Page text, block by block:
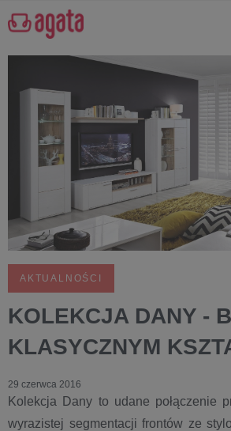
AKTUALNOŚCI
KOLEKCJA DANY -
KLASYCZNYM
29 czerwca 2016
Kolekcja Dany to udane połączenie
wyrazistej segmentacji frontów ze